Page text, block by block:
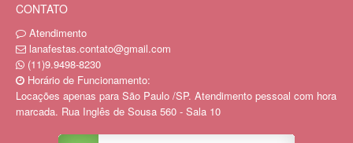
CONTATO
Atendimento
lanafestas.contato@gmail.com
(11)9.9498-8230
Horário de Funcionamento:
Locações apenas para São Paulo /SP. Atendimento pessoal com hora
marcada. Rua Inglês de Sousa 560 - Sala 10